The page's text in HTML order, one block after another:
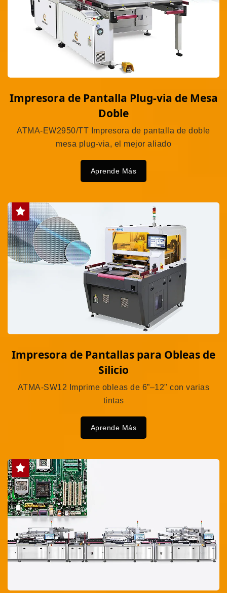
Impresora de Pantalla Plug-via de Mesa
Doble
ATMA-EW2950/TT Impresora de pantalla de doble
mesa plug-via, el mejor aliado
Aprende Más
Impresora de Pantallas para Obleas de
Silicio
ATMA-SW12 Imprime obleas de 6”–12" con varias
tintas
Aprende Más